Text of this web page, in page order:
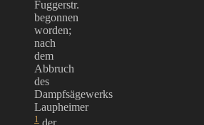
Fuggerstr.
begonnen
worden;
nach
dem
Abbruch
des
Dampfsägewerks
Laupheimer
1